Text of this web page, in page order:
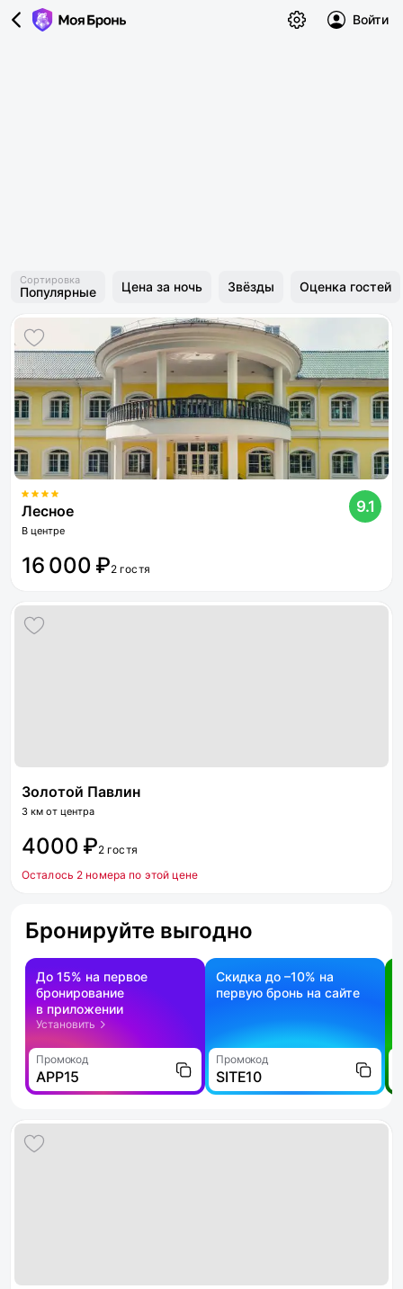
Войти
Сортировка
Популярные Цена за ночь Звёзды Оценка гостей
Лесное
В центре
9.1
16 000 ₽2 гостя
Золотой Павлин
3 км от центра
4000 ₽2 гостя
Осталось 2 номера по этой цене
Бронируйте выгодно
До 15% на первое
бронирование
в приложении
Установить
Промокод
APP15
Скидка до –10% на
первую бронь на сайте
Промокод
SITE10